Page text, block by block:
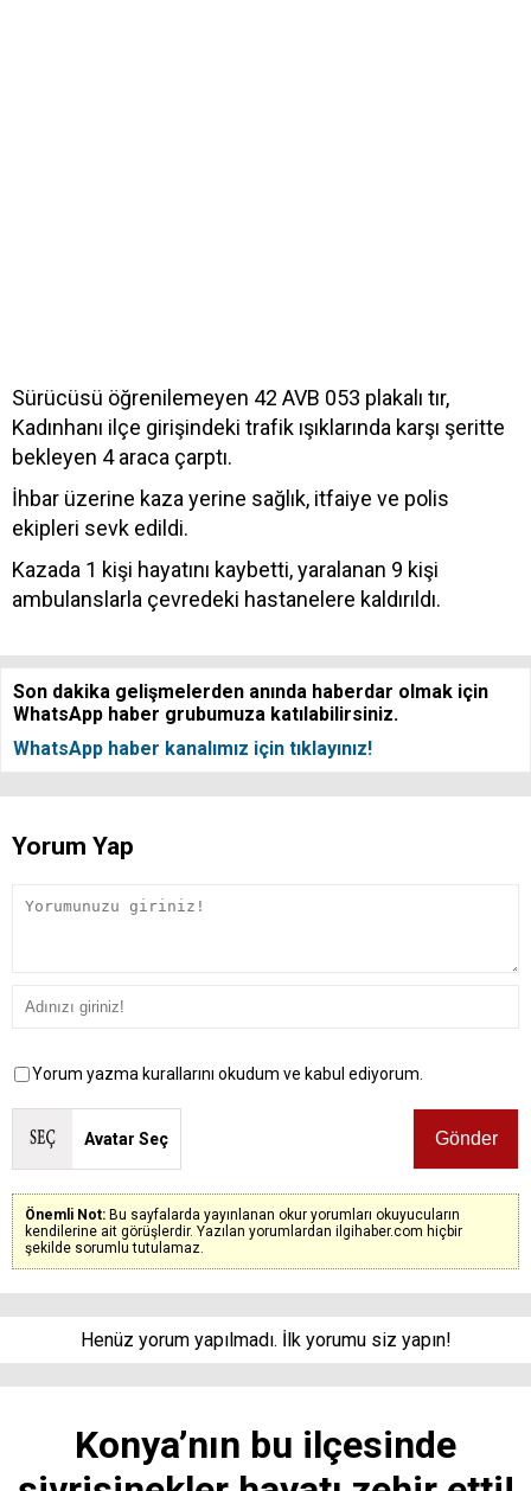
Sürücüsü öğrenilemeyen 42 AVB 053 plakalı tır,
Kadınhanı ilçe girişindeki trafik ışıklarında karşı şeritte
bekleyen 4 araca çarptı.
İhbar üzerine kaza yerine sağlık, itfaiye ve polis
ekipleri sevk edildi.
Kazada 1 kişi hayatını kaybetti, yaralanan 9 kişi
ambulanslarla çevredeki hastanelere kaldırıldı.
Son dakika gelişmelerden anında haberdar olmak için
WhatsApp haber grubumuza katılabilirsiniz.
WhatsApp haber kanalımız için tıklayınız!
Yorum Yap
Yorum yazma kurallarını okudum ve kabul ediyorum.
Avatar Seç
Önemli Not: Bu sayfalarda yayınlanan okur yorumları okuyucuların
kendilerine ait görüşlerdir. Yazılan yorumlardan ilgihaber.com hiçbir
şekilde sorumlu tutulamaz.
Henüz yorum yapılmadı. İlk yorumu siz yapın!
Konya’nın bu ilçesinde